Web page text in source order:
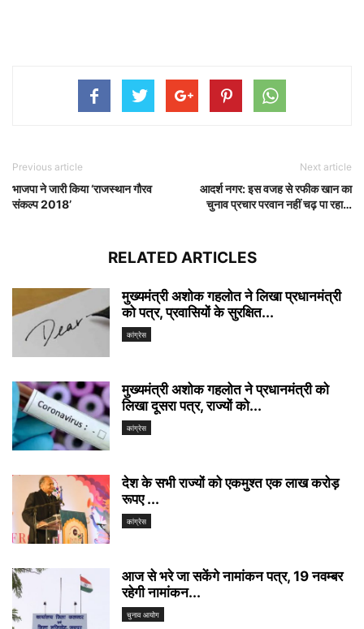
Previous article
भाजपा ने जारी किया ‘राजस्थान गौरव
संकल्प 2018’
Next article
आदर्श नगर: इस वजह से रफीक खान का
चुनाव प्रचार परवान नहीं चढ़ पा रहा…
RELATED ARTICLES
मुख्यमंत्री अशोक गहलोत ने लिखा प्रधानमंत्री
को पत्र, प्रवासियों के सुरक्षित...
कांग्रेस
मुख्यमंत्री अशोक गहलोत ने प्रधानमंत्री को
लिखा दूसरा पत्र, राज्यों को...
कांग्रेस
देश के सभी राज्यों को एकमुश्त एक लाख करोड़
रूपए ...
कांग्रेस
आज से भरे जा सकेंगे नामांकन पत्र, 19 नवम्बर
रहेगी नामांकन...
चुनाव आयोग